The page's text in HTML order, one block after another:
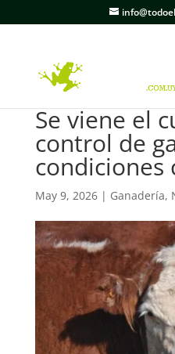
Se viene el
control de
condiciones
May 9, 2026| Ganadería,